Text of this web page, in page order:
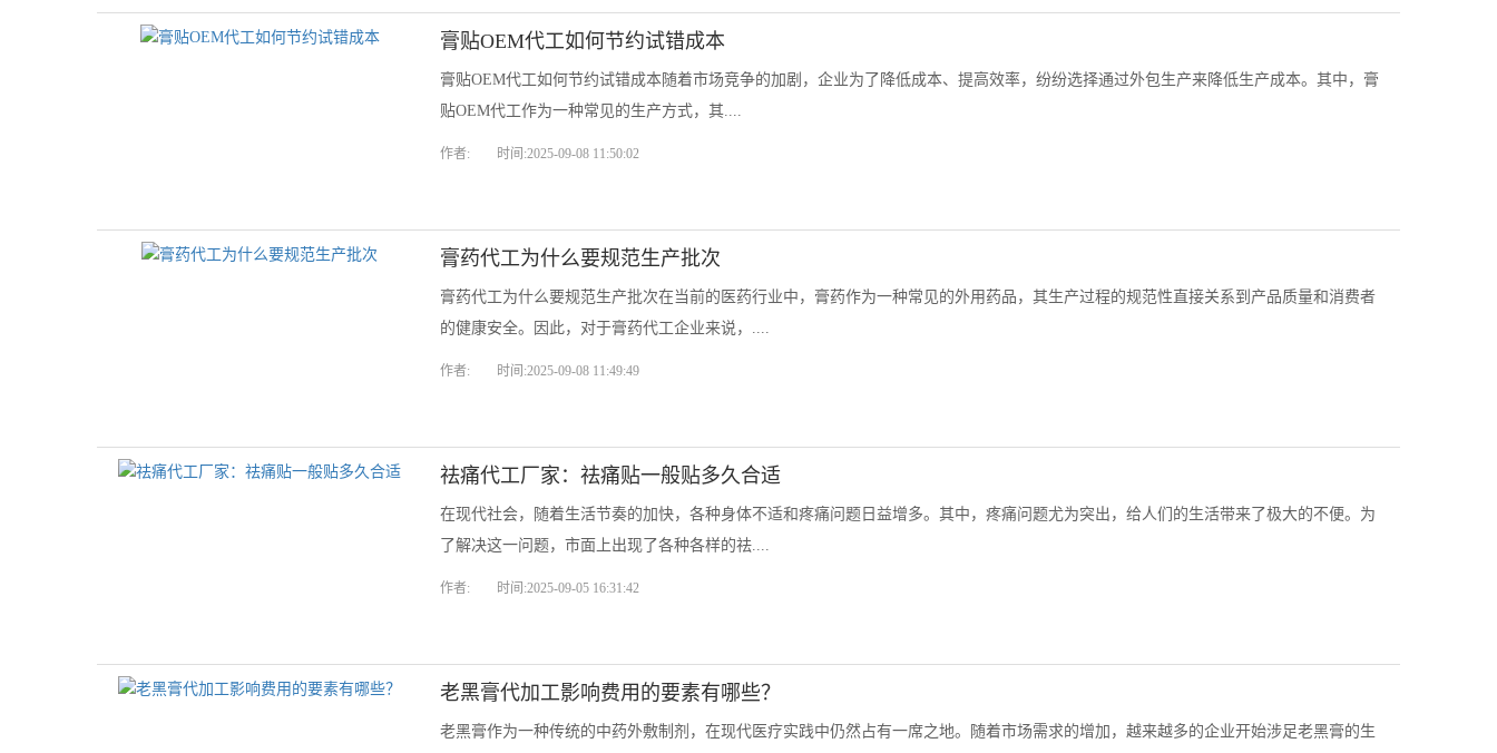
膏贴OEM代工如何节约试错成本
膏贴OEM代工如何节约试错成本随着市场竞争的加剧，企业为了降低成本、提高效率，纷纷选择通过外包生产来降低生产成本。其中，膏
贴OEM代工作为一种常见的生产方式，其....
作者: 时间:2025-09-08 11:50:02
膏药代工为什么要规范生产批次
膏药代工为什么要规范生产批次在当前的医药行业中，膏药作为一种常见的外用药品，其生产过程的规范性直接关系到产品质量和消费者
的健康安全。因此，对于膏药代工企业来说，....
作者: 时间:2025-09-08 11:49:49
祛痛代工厂家：祛痛贴一般贴多久合适
在现代社会，随着生活节奏的加快，各种身体不适和疼痛问题日益增多。其中，疼痛问题尤为突出，给人们的生活带来了极大的不便。为
了解决这一问题，市面上出现了各种各样的祛....
作者: 时间:2025-09-05 16:31:42
老黑膏代加工影响费用的要素有哪些？
老黑膏作为一种传统的中药外敷制剂，在现代医疗实践中仍然占有一席之地。随着市场需求的增加，越来越多的企业开始涉足老黑膏的生